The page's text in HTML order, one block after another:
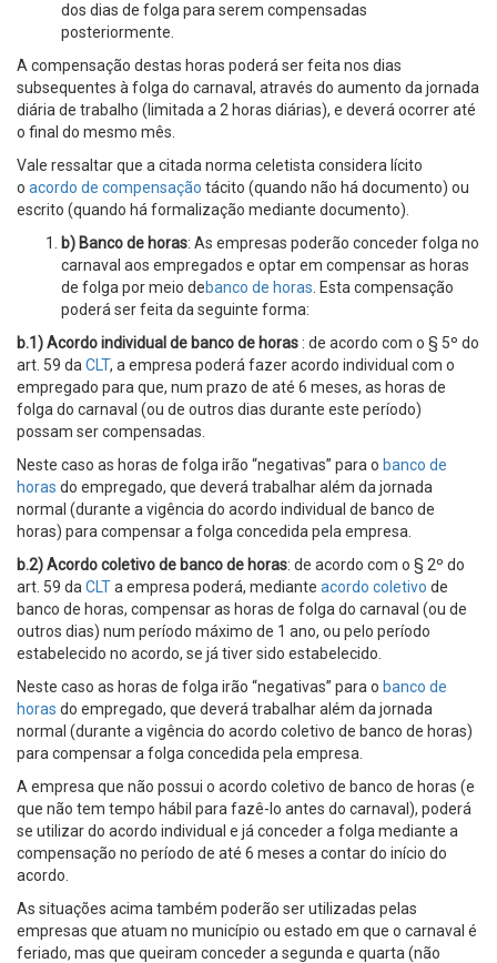
dos dias de folga para serem compensadas
posteriormente.
A compensação destas horas poderá ser feita nos dias
subsequentes à folga do carnaval, através do aumento da jornada
diária de trabalho (limitada a 2 horas diárias), e deverá ocorrer até
o final do mesmo mês.
Vale ressaltar que a citada norma celetista considera lícito
o acordo de compensação tácito (quando não há documento) ou
escrito (quando há formalização mediante documento).
b) Banco de horas: As empresas poderão conceder folga no
carnaval aos empregados e optar em compensar as horas
de folga por meio debanco de horas . Esta compensação
poderá ser feita da seguinte forma:
b.1) Acordo individual de banco de horas : de acordo com o § 5º do
art. 59 da CLT, a empresa poderá fazer acordo individual com o
empregado para que, num prazo de até 6 meses, as horas de
folga do carnaval (ou de outros dias durante este período)
possam ser compensadas.
Neste caso as horas de folga irão “negativas” para o banco de
horas do empregado, que deverá trabalhar além da jornada
normal (durante a vigência do acordo individual de banco de
horas) para compensar a folga concedida pela empresa.
b.2) Acordo coletivo de banco de horas: de acordo com o § 2º do
art. 59 da CLTa empresa poderá, mediante acordo coletivo de
banco de horas, compensar as horas de folga do carnaval (ou de
outros dias) num período máximo de 1 ano, ou pelo período
estabelecido no acordo, se já tiver sido estabelecido.
Neste caso as horas de folga irão “negativas” para o banco de
horas do empregado, que deverá trabalhar além da jornada
normal (durante a vigência do acordo coletivo de banco de horas)
para compensar a folga concedida pela empresa.
A empresa que não possui o acordo coletivo de banco de horas (e
que não tem tempo hábil para fazê-lo antes do carnaval), poderá
se utilizar do acordo individual e já conceder a folga mediante a
compensação no período de até 6 meses a contar do início do
acordo.
As situações acima também poderão ser utilizadas pelas
empresas que atuam no município ou estado em que o carnaval é
feriado, mas que queiram conceder a segunda e quarta (não